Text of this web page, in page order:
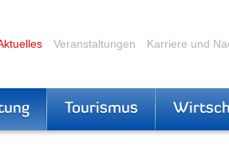
Veranstaltungen Karriere und
Tourismus